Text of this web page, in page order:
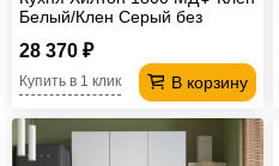
Белый/Клен Серый без
28 370 ₽
В корзину
Купить в 1 клик